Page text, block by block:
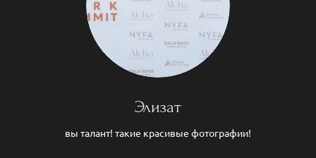
Элизат
вы талант! такие красивые фотографии!